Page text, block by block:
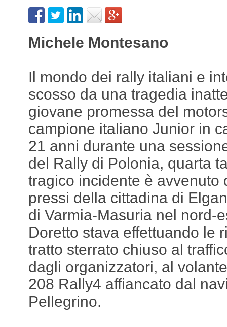
Michele Montesano
Il mondo dei rally italiani e
scosso da una tragedia
giovane promessa del
campione italiano Junior in
21 anni durante una
del Rally di Polonia, quarta
tragico incidente è avvenuto
pressi della cittadina di
di Varmia-Masuria nel nord-
Doretto stava effettuando le
tratto sterrato chiuso al
dagli organizzatori, al
208 Rally4 affiancato dal
Pellegrino.